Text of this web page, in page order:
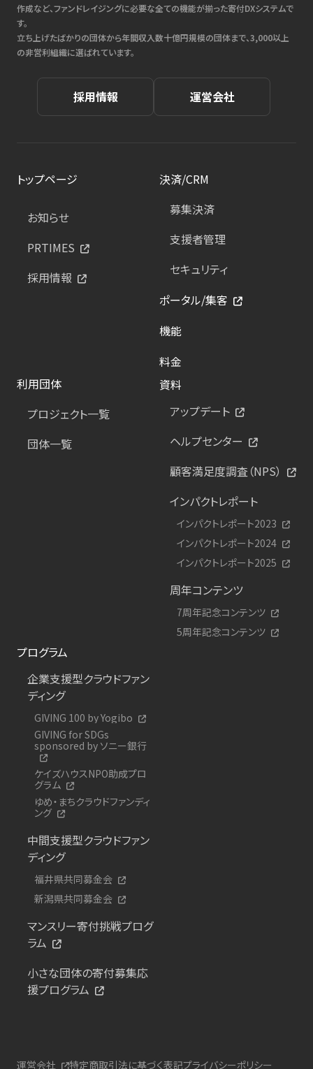
作成など、ファンドレイジングに必要な全ての機能が揃った寄付DXシステムで
す。
立ち上げたばかりの団体から年間収入数十億円規模の団体まで、3,000以上
の非営利組織に選ばれています。
採用情報 運営会社
トップページ
お知らせ
PRTIMES
採用情報
決済/CRM
募集決済
支援者管理
セキュリティ
ポータル/集客
機能
料金
利用団体
プロジェクト一覧
団体一覧
資料
アップデート
ヘルプセンター
顧客満足度調査（NPS）
インパクトレポート
インパクトレポート2023
インパクトレポート2024
インパクトレポート2025
周年コンテンツ
7周年記念コンテンツ
5周年記念コンテンツ
プログラム
企業支援型クラウドファン
ディング
GIVING 100 by Yogibo
GIVING for SDGs
sponsored by ソニー銀行
ケイズハウスNPO助成プロ
グラム
ゆめ・まちクラウドファンディ
ング
中間支援型クラウドファン
ディング
福井県共同募金会
新潟県共同募金会
マンスリー寄付挑戦プログ
ラム
小さな団体の寄付募集応
援プログラム
運営会社 特定商取引法に基づく表記プライバシーポリシー